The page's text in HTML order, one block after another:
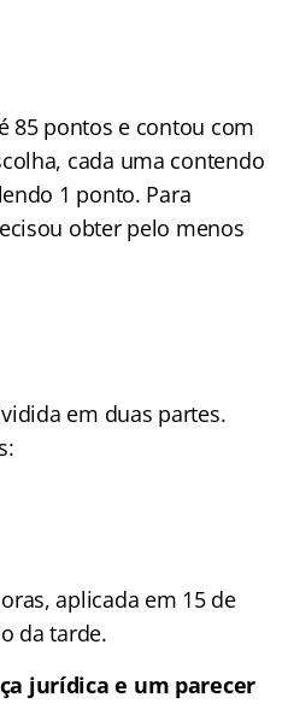
85 pontos e contou com
cada uma contendo
1 ponto. Para
obter pelo menos
em duas partes.
aplicada em 15 de
da tarde.
jurídica e um parecer